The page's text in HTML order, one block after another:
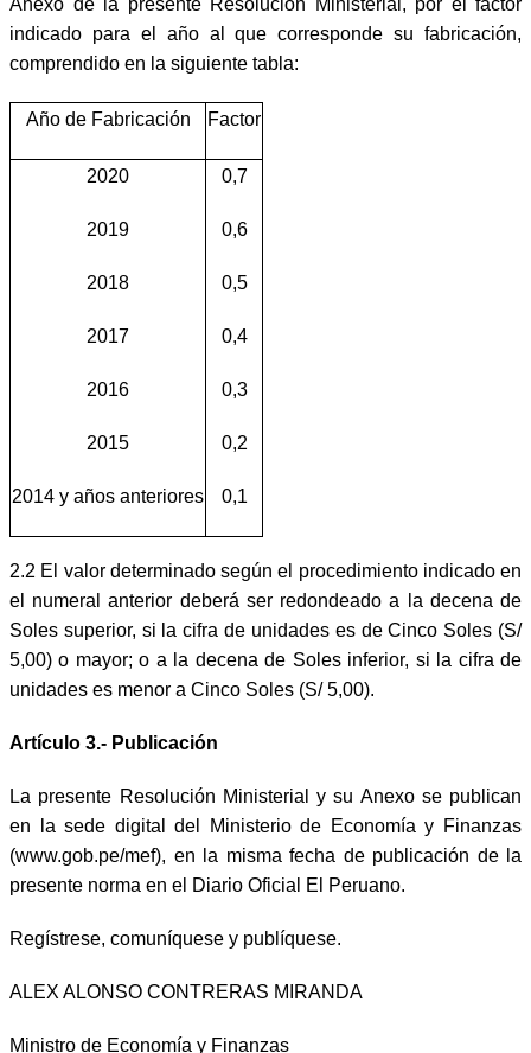
indicado para el año al que corresponde su fabricación,
comprendido en la siguiente tabla:
Año de Fabricación Factor
2020
2019
2018
2017
2016
2015
2014 y años anteriores
0,7
0,6
0,5
0,4
0,3
0,2
0,1
2.2 El valor determinado según el procedimiento indicado en
el numeral anterior deberá ser redondeado a la decena de
Soles superior, si la cifra de unidades es de Cinco Soles (S/
5,00) o mayor; o a la decena de Soles inferior, si la cifra de
unidades es menor a Cinco Soles (S/ 5,00).
Artículo 3.- Publicación
La presente Resolución Ministerial y su Anexo se publican
en la sede digital del Ministerio de Economía y Finanzas
(www.gob.pe/mef), en la misma fecha de publicación de la
presente norma en el Diario Oficial El Peruano.
Regístrese, comuníquese y publíquese.
ALEX ALONSO CONTRERAS MIRANDA
Ministro de Economía y Finanzas